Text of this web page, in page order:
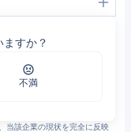
すか？
不満
当該企業の現状を完全に反映